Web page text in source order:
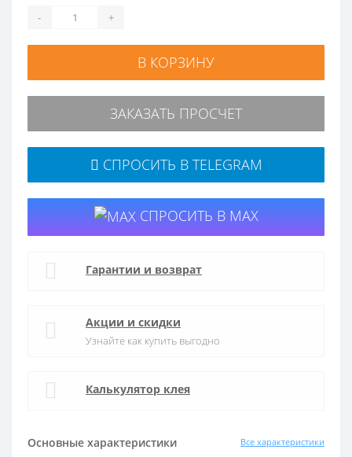
Основные характеристики Все характеристики
- +
В КОРЗИНУ
ЗАКАЗАТЬ ПРОСЧЕТ
СПРОСИТЬ В TELEGRAM
СПРОСИТЬ В MAX
Гарантии и возврат
Акции и скидки
Узнайте как купить выгодно
Калькулятор клея